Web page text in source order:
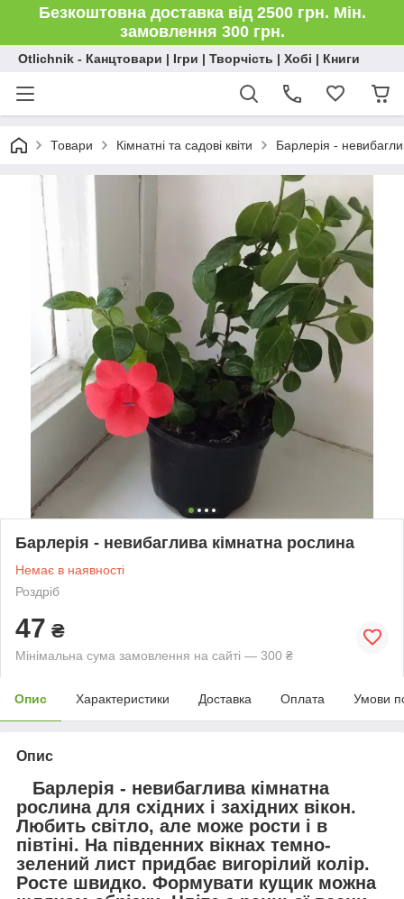
Безкоштовна доставка від 2500 грн. Мін.
замовлення 300 грн.
Otlichnik - Канцтовари | Ігри | Творчість | Хобі | Книги
Товари Кімнатні та садові квіти Барлерія -
Барлерія - невибаглива кімнатна рослина
Немає в наявності
Роздріб
47 ₴
Мінімальна сума замовлення на сайті — 300 ₴
Опис Характеристики Доставка Оплата Умови
Опис
Барлерія - невибаглива кімнатна
рослина для східних і західних вікон.
Любить світло, але може рости і в
півтіні. На південних вікнах темно-
зелений лист придбає вигорілий колір.
Росте швидко. Формувати кущик можна